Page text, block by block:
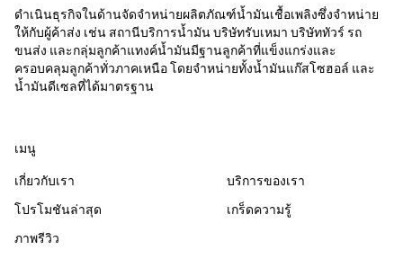
ดำเนินธุรกิจในด้านจัดจำหน่ายผลิตภัณฑ์น้ำมันเชื้อเพลิงซึ่งจำหน่าย
ให้กับผู้ค้าส่ง เช่น สถานีบริการน้ำมัน บริษัทรับเหมา บริษัททัวร์ รถ
ขนส่ง และกลุ่มลูกค้าแทงค์น้ำมันมีฐานลูกค้าที่แข็งแกร่งและ
ครอบคลุมลูกค้าทั่วภาคเหนือ โดยจำหน่ายทั้งน้ำมันแก๊สโซฮอล์ และ
น้ำมันดีเซลที่ได้มาตรฐาน
เมนู
เกี่ยวกับเรา
บริการของเรา
โปรโมชันล่าสุด
เกร็ดความรู้
ภาพรีวิว